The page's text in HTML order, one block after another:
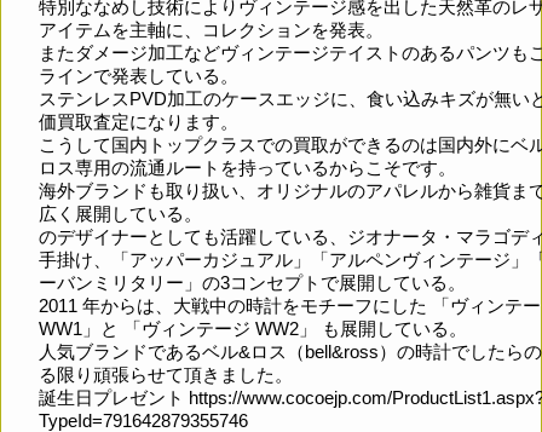
特別ななめし技術によりヴィンテージ感を出した天然革のレ
アイテムを主軸に、コレクションを発表。
またダメージ加工などヴィンテージテイストのあるパンツも
ラインで発表している。
ステンレスPVD加工のケースエッジに、食い込みキズが無い
価買取査定になります。
こうして国内トップクラスでの買取ができるのは国内外にベ
ロス専用の流通ルートを持っているからこそです。
海外ブランドも取り扱い、オリジナルのアパレルから雑貨ま
広く展開している。
のデザイナーとしても活躍している、ジオナータ・マラゴデ
手掛け、「アッパーカジュアル」「アルペンヴィンテージ」
ーバンミリタリー」の3コンセプトで展開している。
2011 年からは、大戦中の時計をモチーフにした 「ヴィンテ
WW1」と 「ヴィンテージ WW2」 も展開している。
人気ブランドであるベル&ロス（bell&ross）の時計でしたら
る限り頑張らせて頂きました。
誕生日プレゼント https://www.cocoejp.com/
TypeId=791642879355746